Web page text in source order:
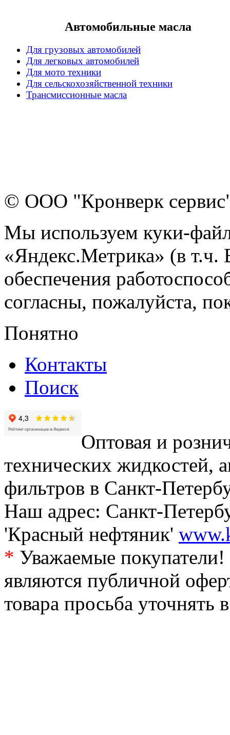
Автомобильные масла
Для грузовых автомобилей
Для легковых автомобилей
Для мото техники
Для сельскохозяйственной техники
Трансмиссионные масла
© ООО "Кронверк
Мы используем куки-
«Яндекс.Метрика» (в т.ч.
обеспечения
согласны, пожалуйста,
Понятно
Контакты
Поиск
Оптовая и
технических жидкостей,
фильтров в Санкт-
Наш адрес: Санкт-
'Красный нефтяник'
* Уважаемые
являются публичной
товара просьба уточнять